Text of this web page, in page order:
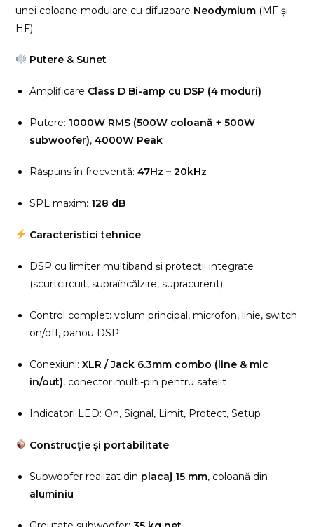
unei coloane modulare cu difuzoare Neodymium (MF și
HF).
Putere & Sunet
Amplificare Class D Bi-amp cu DSP (4 moduri)
Putere: 1000W RMS (500W coloană + 500W
subwoofer),4000W Peak
Răspuns în frecvență:47Hz – 20kHz
SPL maxim: 128 dB
Caracteristici tehnice
DSP cu limiter multiband și protecții integrate
(scurtcircuit, supraîncălzire, supracurent)
Control complet: volum principal, microfon, linie, switch
on/off, panou DSP
Conexiuni:XLR / Jack 6.3mm combo (line & mic
in/out), conector multi-pin pentru satelit
Indicatori LED: On, Signal, Limit, Protect, Setup
Construcție și portabilitate
Subwoofer realizat din placaj 15 mm, coloană din
aluminiu